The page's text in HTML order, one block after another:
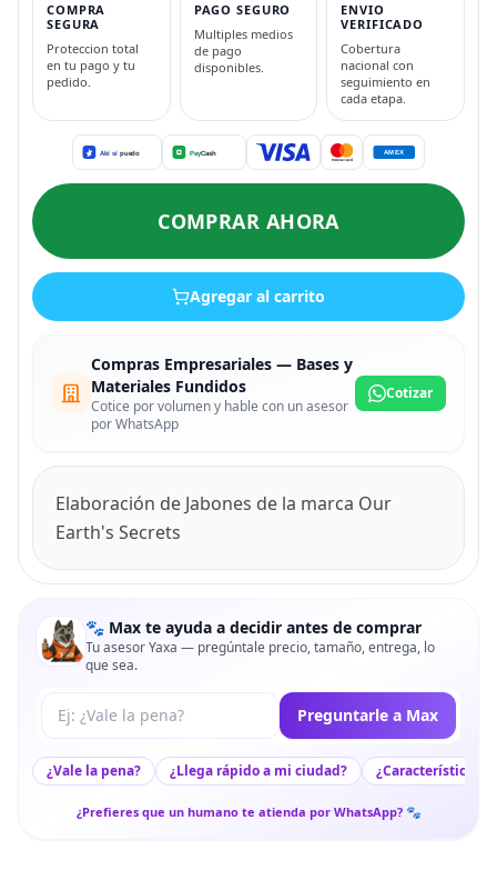
COMPRA
SEGURA
Proteccion total
en tu pago y tu
pedido.
PAGO SEGURO
Multiples medios
de pago
disponibles.
ENVIO
VERIFICADO
Cobertura
nacional con
seguimiento en
cada etapa.
COMPRAR AHORA
Agregar al carrito
Compras Empresariales — Bases y
Materiales Fundidos
Cotice por volumen y hable con un asesor
por WhatsApp
Cotizar
Elaboración de Jabones de la marca Our
Earth's Secrets
🐾 Max te ayuda a decidir antes de comprar
Tu asesor Yaxa — pregúntale precio, tamaño, entrega, lo
que sea.
Tu pregunta a Max Preguntarle a Max
¿Vale la pena? ¿Llega rápido a mi ciudad? ¿Características
¿Prefieres que un humano te atienda por WhatsApp? 🐾